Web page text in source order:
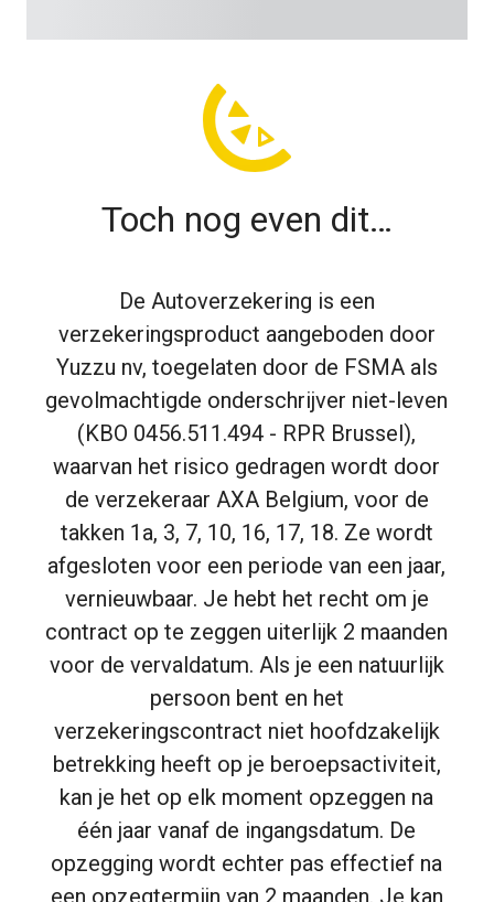
Toch nog even dit…
De Autoverzekering is een
verzekeringsproduct aangeboden door
Yuzzu nv, toegelaten door de FSMA als
gevolmachtigde onderschrijver niet-leven
(KBO 0456.511.494 - RPR Brussel),
waarvan het risico gedragen wordt door
de verzekeraar AXA Belgium, voor de
takken 1a, 3, 7, 10, 16, 17, 18. Ze wordt
afgesloten voor een periode van een jaar,
vernieuwbaar. Je hebt het recht om je
contract op te zeggen uiterlijk 2 maanden
voor de vervaldatum. Als je een natuurlijk
persoon bent en het
verzekeringscontract niet hoofdzakelijk
betrekking heeft op je beroepsactiviteit,
kan je het op elk moment opzeggen na
één jaar vanaf de ingangsdatum. De
opzegging wordt echter pas effectief na
een opzegtermijn van 2 maanden. Je kan